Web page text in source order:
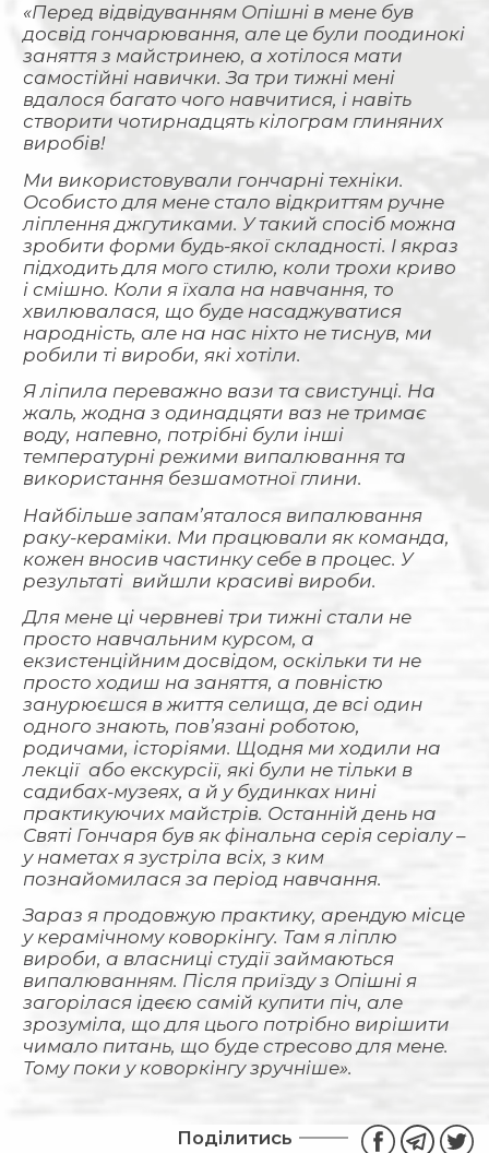
«Перед відвідуванням Опішні в мене був
досвід гончарювання, але це були поодинокі
заняття з майстринею, а хотілося мати
самостійні навички. За три тижні мені
вдалося багато чого навчитися, і навіть
створити чотирнадцять кілограм глиняних
виробів!
Ми використовували гончарні техніки.
Особисто для мене стало відкриттям ручне
ліплення джгутиками. У такий спосіб можна
зробити форми будь-якої складності. І якраз
підходить для мого стилю, коли трохи криво
і смішно. Коли я їхала на навчання, то
хвилювалася, що буде насаджуватися
народність, але на нас ніхто не тиснув, ми
робили ті вироби, які хотіли.
Я ліпила переважно вази та свистунці. На
жаль, жодна з одинадцяти ваз не тримає
воду, напевно, потрібні були інші
температурні режими випалювання та
використання безшамотної глини.
Найбільше запам’яталося випалювання
раку-кераміки. Ми працювали як команда,
кожен вносив частинку себе в процес. У
результаті вийшли красиві вироби.
Для мене ці червневі три тижні стали не
просто навчальним курсом, а
екзистенційним досвідом, оскільки ти не
просто ходиш на заняття, а повністю
занурюєшся в життя селища, де всі один
одного знають, пов’язані роботою,
родичами, історіями. Щодня ми ходили на
лекції або екскурсії, які були не тільки в
садибах-музеях, а й у будинках нині
практикуючих майстрів. Останній день на
Святі Гончаря був як фінальна серія серіалу –
у наметах я зустріла всіх, з ким
познайомилася за період навчання.
Зараз я продовжую практику, арендую місце
у керамічному коворкінгу. Там я ліплю
вироби, а власниці студії займаються
випалюванням. Після приїзду з Опішні я
загорілася ідеєю самій купити піч, але
зрозуміла, що для цього потрібно вирішити
чимало питань, що буде стресово для мене.
Тому поки у коворкінгу зручніше».
Поділитись